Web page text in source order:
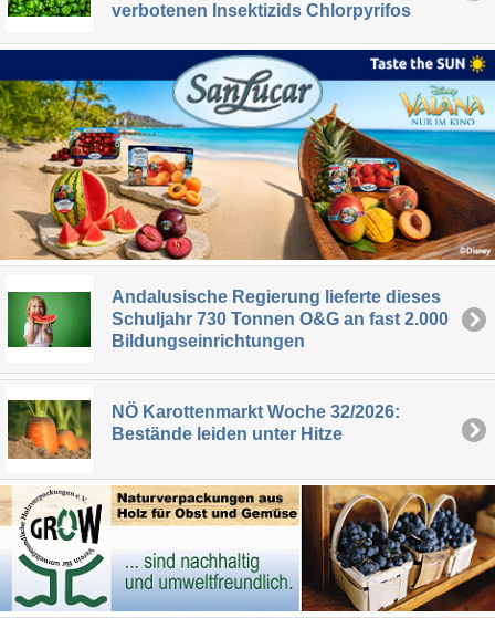
verbotenen Insektizids Chlorpyrifos
Andalusische Regierung lieferte dieses
Schuljahr 730 Tonnen O&G an fast 2.000
Bildungseinrichtungen
NÖ Karottenmarkt Woche 32/2026:
Bestände leiden unter Hitze